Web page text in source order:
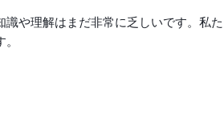
や理解はまだ非常に乏しいです。私た